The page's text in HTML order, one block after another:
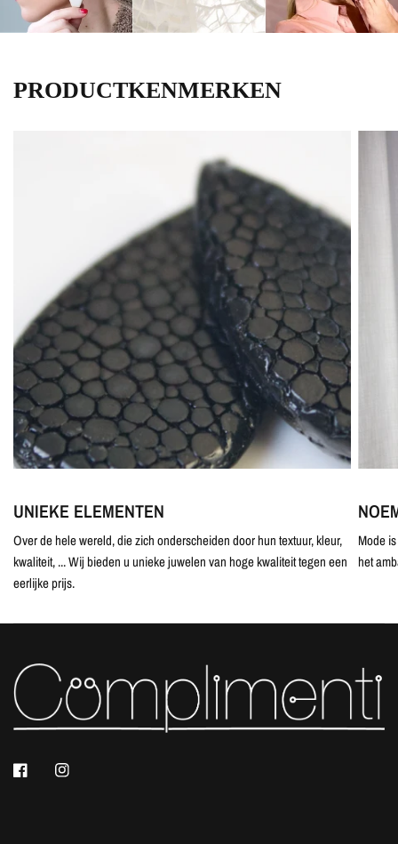
PRODUCTKENMERKEN
UNIEKE ELEMENTEN
Over de hele wereld, die zich onderscheiden door hun textuur, kleur,
kwaliteit, ... Wij bieden u unieke juwelen van hoge kwaliteit tegen een
eerlijke prijs.
Mode
het